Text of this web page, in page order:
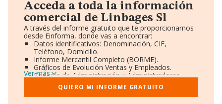
Acceda a toda la información
comercial de Linbages Sl
A través del informe gratuito que te proporcionamos
desde Einforma, donde vas a encontrar:
Datos identificativos: Denominación, CIF,
Teléfono, Domicilio.
Informe Mercantil Completo (BORME).
Gráficos de Evolución Ventas y Empleados.
Consejo de Administración y Administradores.
Directivos y Ejecutivos.
Accionistas.
Participaciones y Vinculaciones en otras empresas.
Ver más
QUIERO MI INFORME GRATUITO